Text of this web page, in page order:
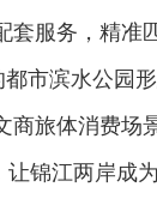
服务，精准
市滨水公园
旅体消费场
锦江两岸成